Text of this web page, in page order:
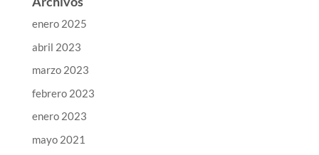
enero 2025
abril 2023
marzo 2023
febrero 2023
enero 2023
mayo 2021